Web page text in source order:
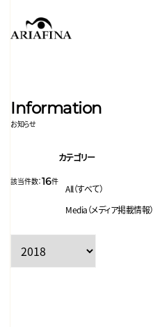
Information
お知らせ
該当件数：16件
カテゴリー
All（すべて）
Media（メディア掲載情報）